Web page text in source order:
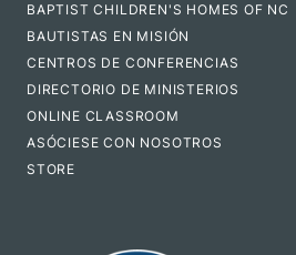
BAPTIST CHILDREN'S HOMES OF NC
BAUTISTAS EN MISIÓN
CENTROS DE CONFERENCIAS
DIRECTORIO DE MINISTERIOS
ONLINE CLASSROOM
ASÓCIESE CON NOSOTROS
STORE